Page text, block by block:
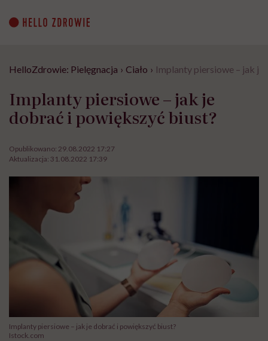
content
HelloZdrowie: Pielęgnacja › Ciało › Implanty piersiowe – jak
Implanty piersiowe – jak je
dobrać i powiększyć biust?
Opublikowano: 29.08.2022 17:27
Aktualizacja: 31.08.2022 17:39
Implanty piersiowe – jak je dobrać i powiększyć biust?
Istock.com